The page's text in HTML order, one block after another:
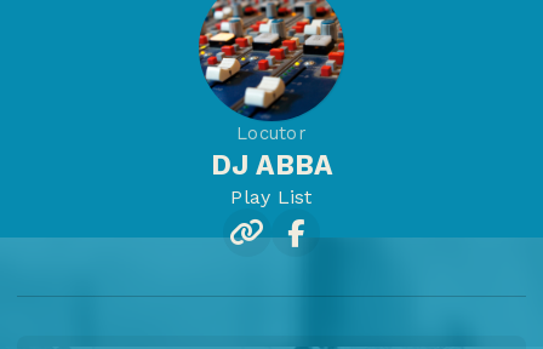
Locutor
DJ ABBA
Play List